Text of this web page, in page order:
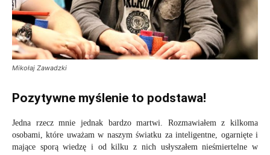
Mikołaj Zawadzki
Pozytywne myślenie to podstawa!
Jedna rzecz mnie jednak bardzo martwi. Rozmawiałem z kilkoma
osobami, które uważam w naszym światku za inteligentne, ogarnięte i
mające sporą wiedzę i od kilku z nich usłyszałem nieśmiertelne w